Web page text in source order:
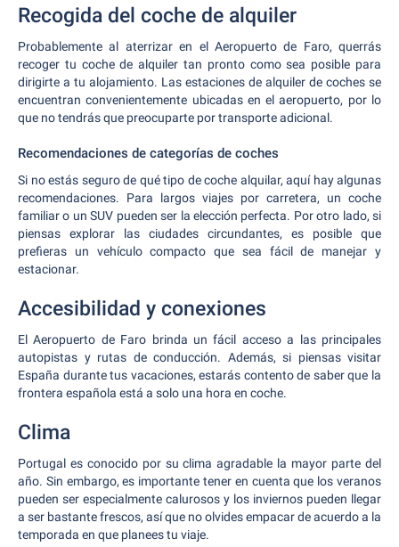
Recogida del coche de alquiler
Probablemente al aterrizar en el Aeropuerto de Faro, querrás
recoger tu coche de alquiler tan pronto como sea posible para
dirigirte a tu alojamiento. Las estaciones de alquiler de coches se
encuentran convenientemente ubicadas en el aeropuerto, por lo
que no tendrás que preocuparte por transporte adicional.
Recomendaciones de categorías de coches
Si no estás seguro de qué tipo de coche alquilar, aquí hay algunas
recomendaciones. Para largos viajes por carretera, un coche
familiar o un SUV pueden ser la elección perfecta. Por otro lado, si
piensas explorar las ciudades circundantes, es posible que
prefieras un vehículo compacto que sea fácil de manejar y
estacionar.
Accesibilidad y conexiones
El Aeropuerto de Faro brinda un fácil acceso a las principales
autopistas y rutas de conducción. Además, si piensas visitar
España durante tus vacaciones, estarás contento de saber que la
frontera española está a solo una hora en coche.
Clima
Portugal es conocido por su clima agradable la mayor parte del
año. Sin embargo, es importante tener en cuenta que los veranos
pueden ser especialmente calurosos y los inviernos pueden llegar
a ser bastante frescos, así que no olvides empacar de acuerdo a la
temporada en que planees tu viaje.